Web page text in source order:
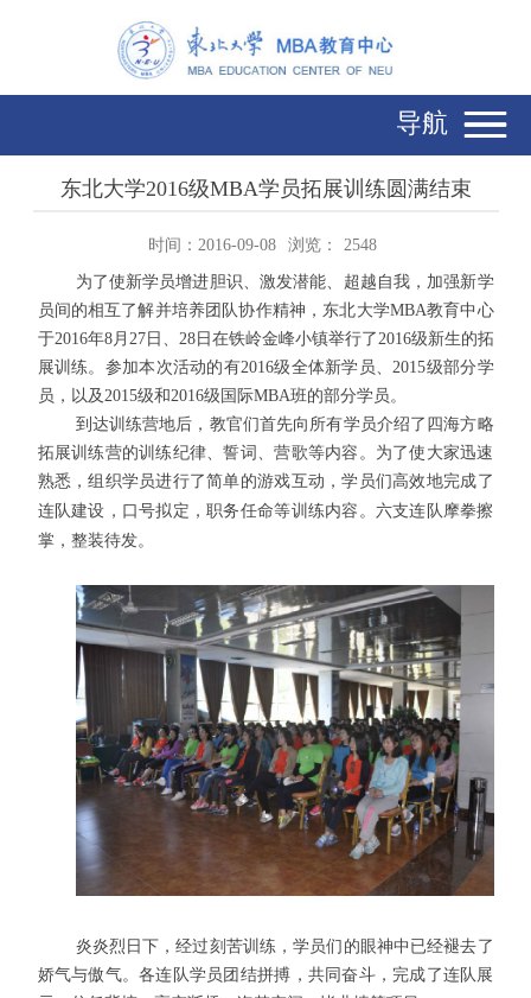
导航
东北大学2016级MBA学员拓展训练圆满结束
时间：2016-09-08 浏览： 2548
为了使新学员增进胆识、激发潜能、超越自我，加强新学
员间的相互了解并培养团队协作精神，东北大学MBA教育中心
于2016年8月 27日、 28日在铁岭金峰小镇举行了 2016级新生的拓
展训练。参加本次活动的有2016级全体新学员、 2015级部分学
员，以及 2015级和2016级国际MBA班的部分学员。
到达训练营地后，教官们首先向所有学员介绍了四海方略
拓展训练营的训练纪律、誓词、营歌等内容。为了使大家迅速
熟悉，组织学员进行了简单的游戏互动，学员们高效地完成了
连队建设，口号拟定，职务任命等训练内容。六支连队摩拳擦
掌，整装待发。
炎炎烈日下，经过刻苦训练，学员们的眼神中已经褪去了
娇气与傲气。各连队学员团结拼搏，共同奋斗，完成了连队展